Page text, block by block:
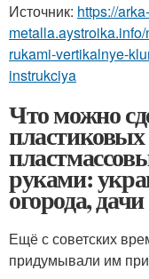
Источник: https://
rukami-vertikalnye-
instrukciya
Что можно
руками:
огорода, дачи
Ещё с советских
придумывали им